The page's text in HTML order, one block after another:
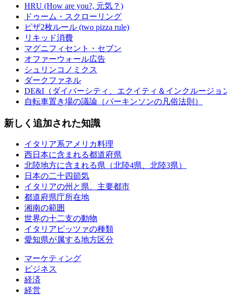
HRU (How are you?, 元気？)
ドゥーム・スクローリング
ピザ2枚ルール (two pizza rule)
リキッド消費
マグニフィセント・セブン
オファーウォール広告
シュリンコノミクス
ダークファネル
DE&I（ダイバーシティ、エクイティ＆インクルージョ
自転車置き場の議論（パーキンソンの凡俗法則）
新しく追加された知識
イタリア系アメリカ料理
西日本に含まれる都道府県
北陸地方に含まれる県（北陸4県、北陸3県）
日本の二十四節気
イタリアの州と県、主要都市
都道府県庁所在地
湘南の範囲
世界の十二支の動物
イタリアピッツァの種類
愛知県が属する地方区分
マーケティング
ビジネス
経済
経営